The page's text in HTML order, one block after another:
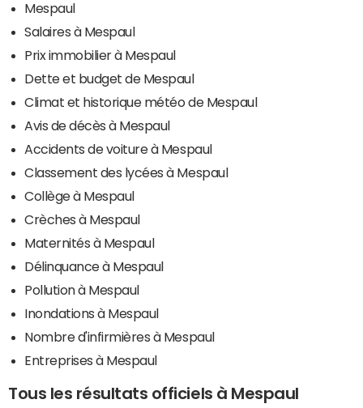
Mespaul
Salaires à Mespaul
Prix immobilier à Mespaul
Dette et budget de Mespaul
Climat et historique météo de Mespaul
Avis de décès à Mespaul
Accidents de voiture à Mespaul
Classement des lycées à Mespaul
Collège à Mespaul
Crèches à Mespaul
Maternités à Mespaul
Délinquance à Mespaul
Pollution à Mespaul
Inondations à Mespaul
Nombre d'infirmières à Mespaul
Entreprises à Mespaul
Tous les résultats officiels à Mespaul